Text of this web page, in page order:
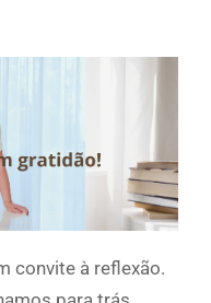
convite à reflexão.